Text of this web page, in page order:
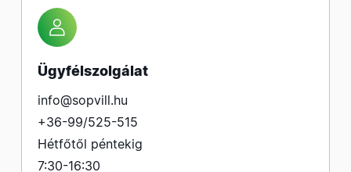
Ügyfélszolgálat
info@sopvill.hu
+36-99/525-515
Hétfőtől péntekig
7:30-16:30